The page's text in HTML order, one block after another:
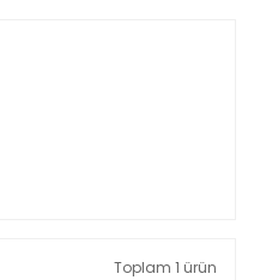
Toplam 1 ürün